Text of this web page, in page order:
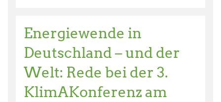
Energiewende in
Deutschland – und der
Welt: Rede bei der 3.
KlimAKonferenz am